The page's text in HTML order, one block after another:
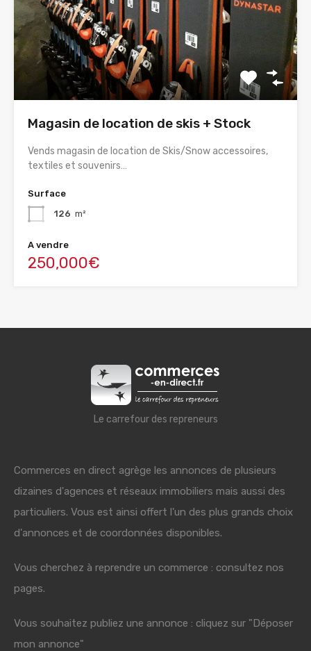
Magasin de location de skis + Stock
Vends magasin de location de Skis/Snow accessoires,
textiles et souvenirs…
Surface
126 m²
A vendre
250,000€
Le carrefour des repreneurs
Commerces en direct agrège les annonces de plusieurs
dizaines d'agences et réseaux immobiliers mais aussi des
particuliers. Vous est ainsi offert l'un des plus grands choix
d'annonces et de coordonnées disponibles.
Vous cherchez à reprendre un commerce : consultez nos
pages.
Vous souhaitez publiez une annonce : cliquez sur "Déposer
mon annonce"